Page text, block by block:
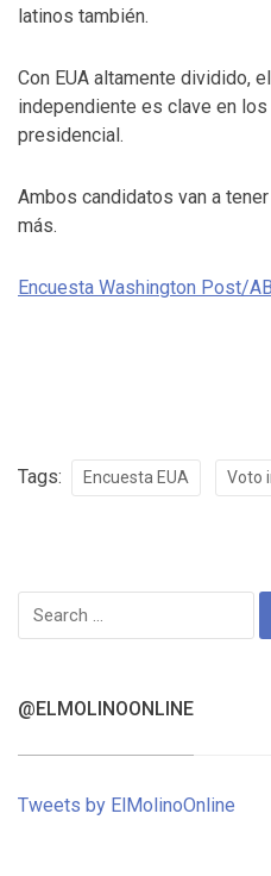
latinos también.
Con EUA altamente dividido,
independiente es clave en
presidencial.
Ambos candidatos van a
más.
Encuesta Washington Post/
Tags: Encuesta EUA Voto
Search
for:
@ELMOLINOONLINE
Tweets by ElMolinoOnline